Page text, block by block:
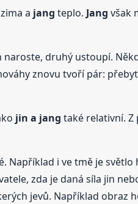
a jang teplo. Jang však
naroste, druhý ustoupí.
znovu tvoří pár:
jin a jang také relativní. Z
Například i ve tmě je světlo
zda je daná síla jin
jevů. Například obraz